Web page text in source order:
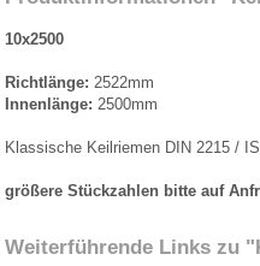
10x2500
Richtlänge: 2522mm
Innenlänge: 2500mm
Klassische Keilriemen DIN 2215 /
größere Stückzahlen bitte auf
Weiterführende Links zu